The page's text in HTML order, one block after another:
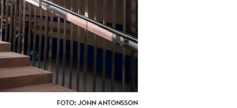
FOTO: JOHN ANTONSSON